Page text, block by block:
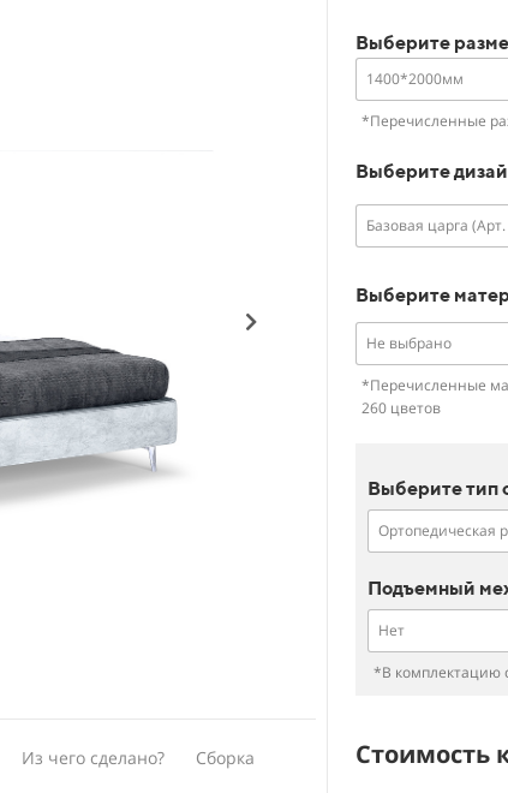
Из чего сделано?
Сборка
Выберите
1400*2000мм
*Перечисленные
Выберите
Базовая царга
Выберите
Не выбрано
*Перечисленные
260 цветов
Выберите тип
Ортопедическая
Подъемный
Нет
*В комплектацию
Стоимость